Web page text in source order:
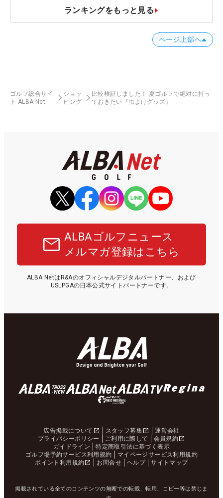
ランキングをもっと見る
ページ上部へ
ゴルフ総合サイ
ト ALBA Net
ショッ
ピング
比較検証しました！ 夏ゴルフで絶対に持っ
ておきたい『虫よけグッズ』
ALBAゴルフニュース
メルマガ登録はこちら
ALBA NetはR&Aのオフィシャルデジタルパートナー、および
USLPGAの日本公式サイトパートナーです。
広告掲載について スタッフ募集
運営会社
プライバシーポリシー
ご利用に際して
会員規約
ガイドライン
特定商取引法に基づく表示
ゴルフ場予約サービス利用規約
マイページサービス利用規約
ポイント利用規約
お問合せ ヘルプ サイトマップ
掲載されている全てのコンテンツの無断での転載、転用、コピー等は禁じま